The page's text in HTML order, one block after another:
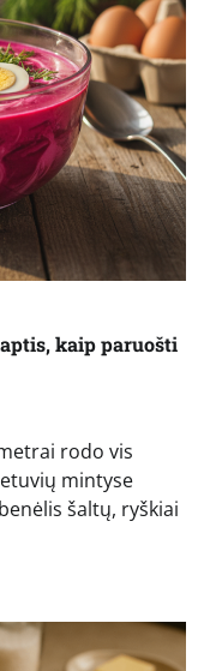
kaip paruošti
rodo vis
mintyse
šaltų, ryškiai